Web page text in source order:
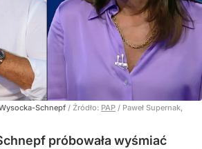
Schnepf / Źródło: PAP / Paweł Supernak,
próbowała wyśmiać